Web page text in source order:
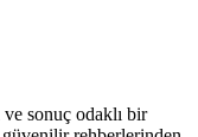
ve sonuç odaklı bir